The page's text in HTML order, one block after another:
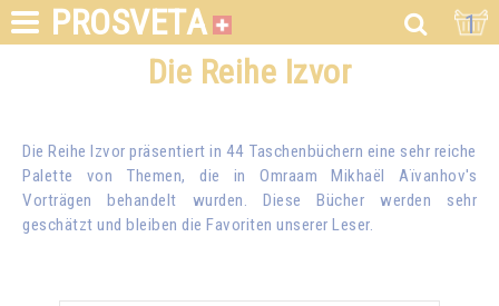
PROSVETA 1
Die Reihe Izvor
Die Reihe Izvor präsentiert in 44 Taschenbüchern eine sehr reiche
Palette von Themen, die inOmraam Mikhaël Aïvanhov's
Vorträgen behandelt wurden. Diese Bücher werden sehr
geschätzt und bleiben die Favoriten unserer Leser.